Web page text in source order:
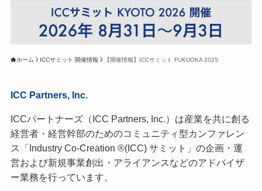
ホーム ICCサミット 開催情報 【開催情報】ICCサミット FUKUOKA 2025
ICC Partners, Inc.
ICCパートナーズ（ICC Partners, Inc.）は産業を共に創る
経営者・経営幹部のためのコミュニティ型カンファレン
ス「Industry Co-Creation ®(ICC) サミット」の企画・運
営および新規事業創出・アライアンスなどのアドバイザ
ー業務を行っています。